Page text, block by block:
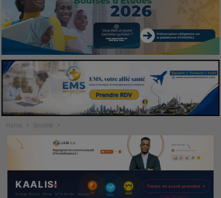
Home Société